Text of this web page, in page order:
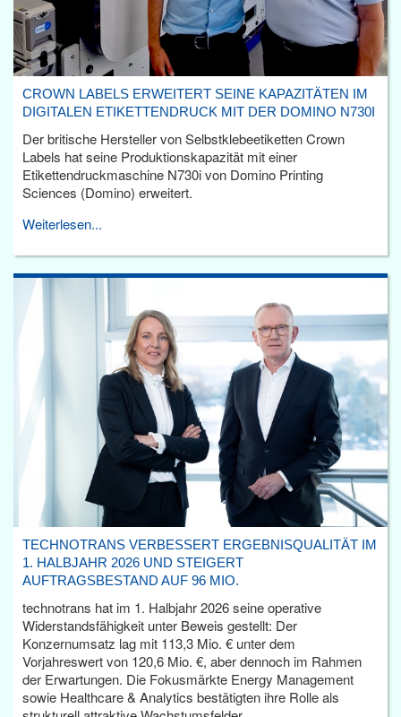
CROWN LABELS ERWEITERT SEINE KAPAZITÄTEN IM
DIGITALEN ETIKETTENDRUCK MIT DER DOMINO N730I
Der britische Hersteller von Selbstklebeetiketten Crown
Labels hat seine Produktionskapazität mit einer
Etikettendruckmaschine N730i von Domino Printing
Sciences (Domino) erweitert.
Weiterlesen...
TECHNOTRANS VERBESSERT ERGEBNISQUALITÄT IM
1. HALBJAHR 2026 UND STEIGERT
AUFTRAGSBESTAND AUF 96 MIO.
technotrans hat im 1. Halbjahr 2026 seine operative
Widerstandsfähigkeit unter Beweis gestellt: Der
Konzernumsatz lag mit 113,3 Mio. € unter dem
Vorjahreswert von 120,6 Mio. €, aber dennoch im Rahmen
der Erwartungen. Die Fokusmärkte Energy Management
sowie Healthcare & Analytics bestätigten ihre Rolle als